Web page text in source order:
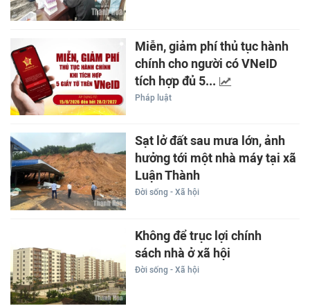
Miễn, giảm phí thủ tục hành
chính cho người có VNeID
tích hợp đủ 5...
Pháp luật
Sạt lở đất sau mưa lớn, ảnh
hưởng tới một nhà máy tại xã
Luận Thành
Đời sống - Xã hội
Không để trục lợi chính
sách nhà ở xã hội
Đời sống - Xã hội